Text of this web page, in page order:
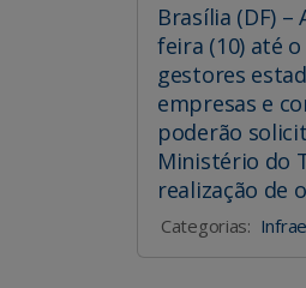
Brasília (DF)
feira (10) até
gestores
empresas e
poderão
Ministério do
realização de
Categorias: